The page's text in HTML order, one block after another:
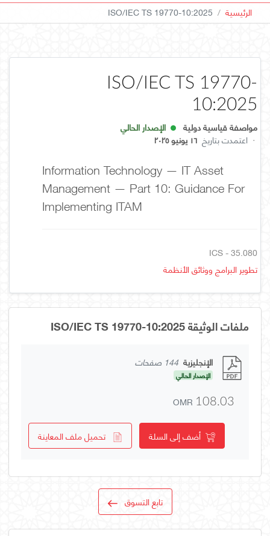
الرئيسية ISO/IEC TS 19770-10:2025
ISO/IEC TS 19770-
10:2025
مواصفة قياسية دولية
الإصدار الحالي
· اعتمدت بتاريخ ١٦ يونيو ٢٠٢٥
Information Technology — IT Asset
Management — Part 10: Guidance For
Implementing ITAM
ICS - 35.080
تطوير البرامج ووثائق الأنظمة
ملفات الوثيقة ISO/IEC TS 19770-10:2025
الإنجليزية 144 صفحات
الإصدار الحالي
OMR 108.03
أضف إلى السلة تحميل ملف المعاينة
تابع التسوق